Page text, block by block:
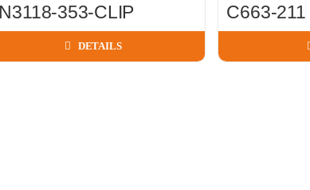
353-CLIP
DETAILS
C663-211